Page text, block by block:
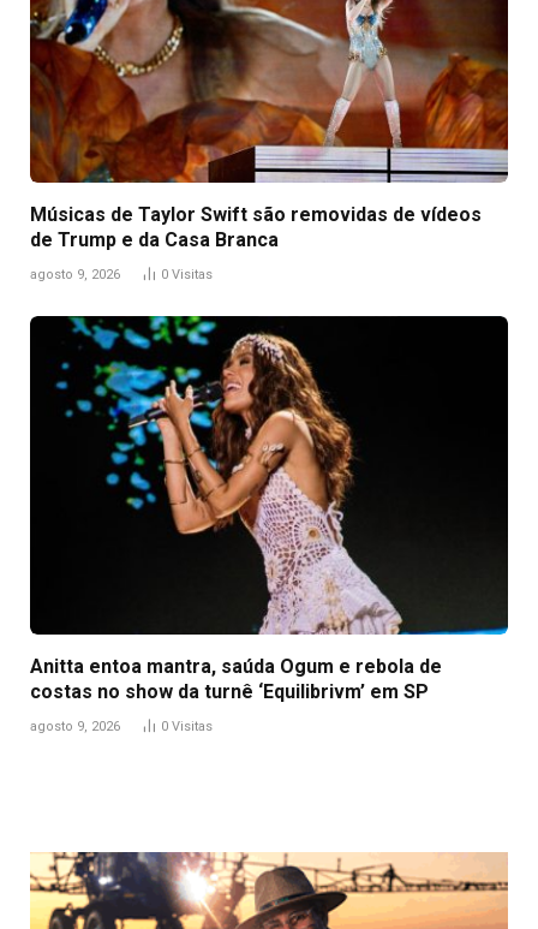
Músicas de Taylor Swift são removidas de vídeos
de Trump e da Casa Branca
agosto 9, 2026 0 Visitas
Anitta entoa mantra, saúda Ogum e rebola de
costas no show da turnê ‘Equilibrivm’ em SP
agosto 9, 2026 0 Visitas